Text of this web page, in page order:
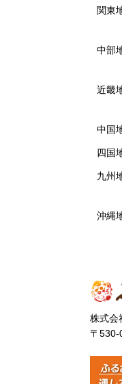
関東
中部
近畿
中国
四国
九州
沖縄
株式会
〒